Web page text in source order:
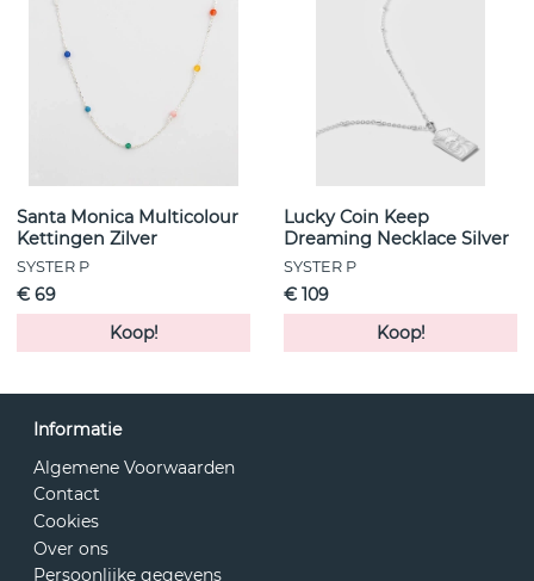
Santa Monica Multicolour
Kettingen Zilver
SYSTER P
€ 69
Koop!
Lucky Coin Keep
Dreaming Necklace Silver
SYSTER P
€ 109
Koop!
Informatie
Algemene Voorwaarden
Contact
Cookies
Over ons
Persoonlijke gegevens